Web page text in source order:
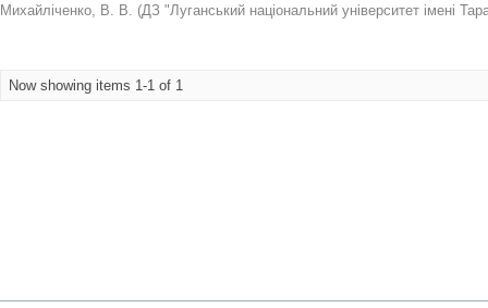
Михайліченко, В. В. (ДЗ "Луганський національний університет імені
Now showing items 1-1 of 1